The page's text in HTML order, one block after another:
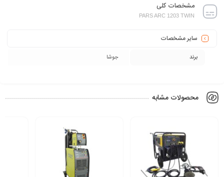
مشخصات کلی
PARS ARC 1203 TWIN
سایر مشخصات
برند جوشا
محصولات مشابه